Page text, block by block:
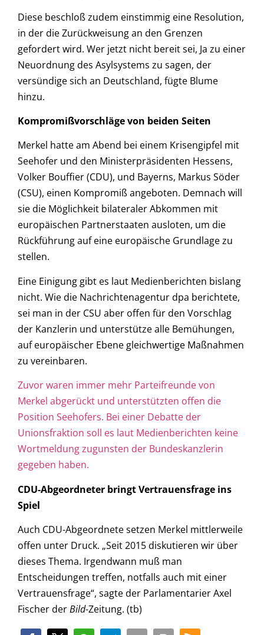
Diese beschloß zudem einstimmig eine Resolution,
in der die Zurückweisung an den Grenzen
gefordert wird. Wer jetzt nicht bereit sei, Ja zu einer
Neuordnung des Asylsystems zu sagen, der
versündige sich an Deutschland, fügte Blume
hinzu.
Kompromißvorschläge von beiden Seiten
Merkel hatte am Abend bei einem Krisengipfel mit
Seehofer und den Ministerpräsidenten Hessens,
Volker Bouffier (CDU), und Bayerns, Markus Söder
(CSU), einen Kompromiß angeboten. Demnach will
sie die Möglichkeit bilateraler Abkommen mit
europäischen Partnerstaaten ausloten, um die
Rückführung auf eine europäische Grundlage zu
stellen.
Eine Einigung gibt es laut Medienberichten bislang
nicht. Wie die Nachrichtenagentur dpa berichtete,
sei man in der CSU aber offen für den Vorschlag
der Kanzlerin und unterstütze alle Bemühungen,
auf europäischer Ebene gleichwertige Maßnahmen
zu vereinbaren.
Zuvor waren immer mehr Parteifreunde von
Merkel abgerückt und unterstützten offen die
Position Seehofers. Bei einer Debatte der
Unionsfraktion soll es laut Medienberichten keine
Wortmeldung zugunsten der Bundeskanzlerin
gegeben haben.
CDU-Abgeordneter bringt Vertrauensfrage ins
Spiel
Auch CDU-Abgeordnete setzen Merkel mittlerweile
offen unter Druck. „Seit 2015 diskutieren wir über
dieses Thema. Irgendwann muß man
Entscheidungen treffen, notfalls auch mit einer
Vertrauensfrage“, sagte der Parlamentarier Axel
Fischer derBild-Zeitung. (tb)